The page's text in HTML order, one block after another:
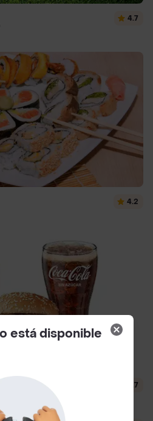
4.7
4.2
4.7
está disponible